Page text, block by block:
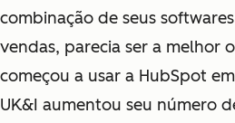
combinação de seus
vendas, parecia ser a melhor
começou a usar a HubSpot
UK&I aumentou seu número